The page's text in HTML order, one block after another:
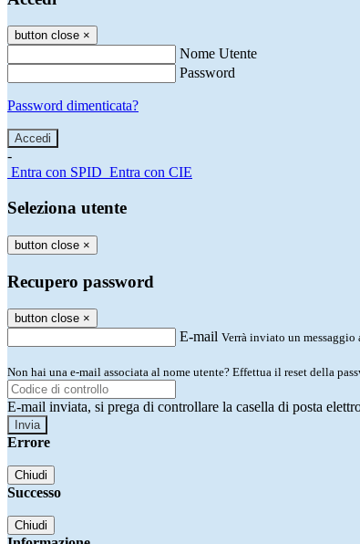
button close ×
Nome Utente
Password
Password dimenticata?
-
Entra con SPID Entra con CIE
Seleziona utente
button close ×
Recupero password
button close ×
E-mail Verrà inviato un
Non hai una e-mail associata al nome utente? Effettua il reset della
E-mail inviata, si prega di controllare la casella di posta
Errore
Chiudi
Successo
Chiudi